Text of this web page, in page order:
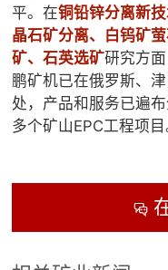
平。在铜铅锌分离新
晶石矿分离、白钨矿
矿、石英选矿研究方
鹏矿机已在俄罗斯、
处，产品和服务已遍
多个矿山EPC工程项目
